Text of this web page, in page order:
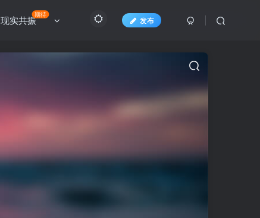
发布
现实共振期待